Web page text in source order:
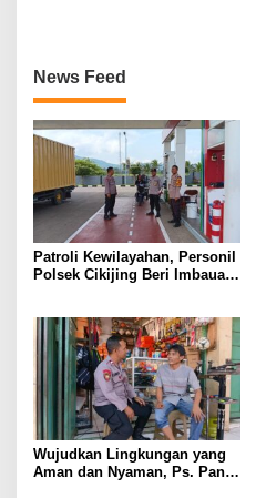
News Feed
Patroli Kewilayahan, Personil
Polsek Cikijing Beri Imbauan
Wujudkan Lingkungan yang
Aman dan Nyaman, Ps. Panit